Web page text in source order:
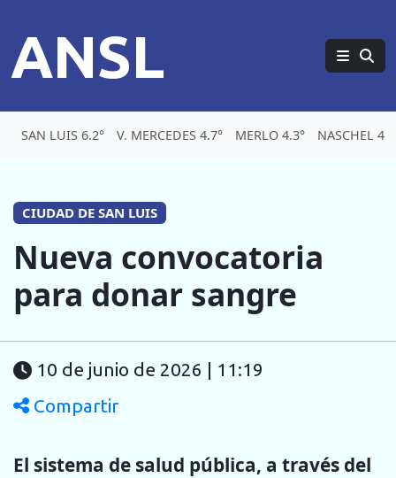
ANSL
SAN LUIS 6.2° V. MERCEDES 4.7° MERLO 4.3° NASCHEL
CIUDAD DE SAN LUIS
Nueva convocatoria
para donar sangre
10 de junio de 2026 | 11:19
Compartir
El sistema de salud pública, a través del